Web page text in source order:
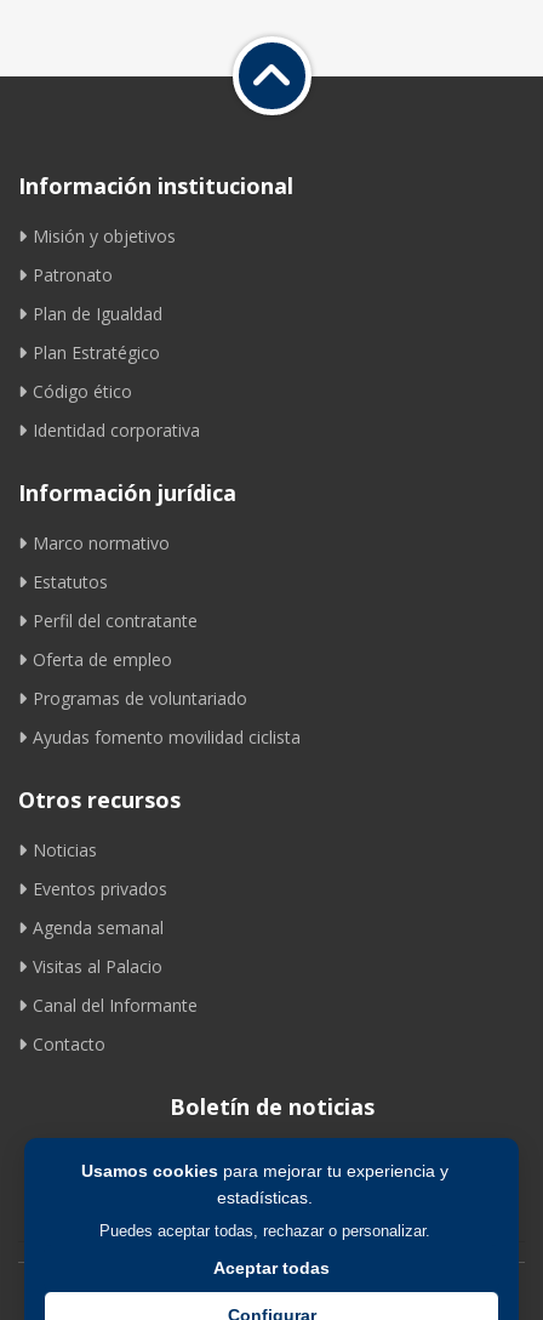
Usamos cookiespara mejorar tu experiencia y
estadísticas.
Puedes aceptar todas, rechazar o personalizar.
Aceptar todas
Configurar
Información institucional
Misión y objetivos
Patronato
Plan de Igualdad
Plan Estratégico
Código ético
Identidad corporativa
Información jurídica
Marco normativo
Estatutos
Perfil del contratante
Oferta de empleo
Programas de voluntariado
Ayudas fomento movilidad ciclista
Otros recursos
Noticias
Eventos privados
Agenda semanal
Visitas al Palacio
Canal del Informante
Contacto
Boletín de noticias
Suscribirse
Avíso legal | Política de privacidad | Política de cookies